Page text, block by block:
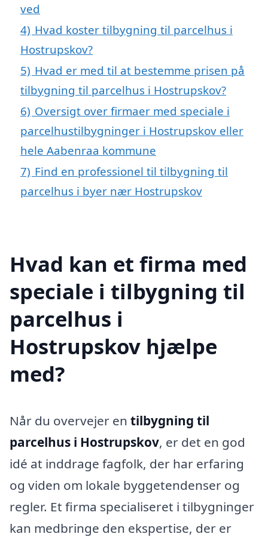
ved
4) Hvad koster tilbygning til parcelhus i
Hostrupskov?
5) Hvad er med til at bestemme prisen på
tilbygning til parcelhus i Hostrupskov?
6) Oversigt over firmaer med speciale i
parcelhustilbygninger i Hostrupskov eller
hele Aabenraa kommune
7) Find en professionel til tilbygning til
parcelhus i byer nær Hostrupskov
Hvad kan et firma med
speciale i tilbygning til
parcelhus i
Hostrupskov hjælpe
med?
Når du overvejer en tilbygning til
parcelhus i Hostrupskov, er det en god
idé at inddrage fagfolk, der har erfaring
og viden om lokale byggetendenser og
regler. Et firma specialiseret i tilbygninger
kan medbringe den ekspertise, der er